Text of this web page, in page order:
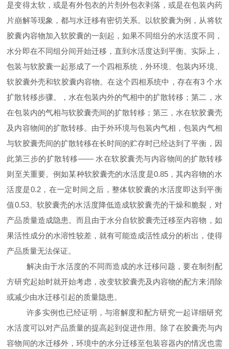
是变得太软，或是有外包衣的片剂外包衣剥落，或是在包装内药
片崩解等现象，都与水迁移有密切关系。以软胶囊为例，从将软
胶囊内容物加入软胶囊的一刻起，如果不同组分的水活度不同，
水分即在不同组分间开始迁移，直到水活度达到平衡。实际上，
包装与软胶囊一起形成了一个四相系统，外环境、包装内环境、
软胶囊外壳和软胶囊内容物。在这个四相系统中，存在有3个水
扩散转移步骤。，水在包装内外的气相中的扩散转移；第二，水
在包装内的气相与软胶囊壳间的扩散转移；第三，水在软胶囊壳
及内容物间的扩散转移。由于外环境与包装内气相，包装内气相
与软胶囊壳间的扩散转移在长时间的贮存时已经达到了平衡，因
此第三步的扩散转移—— 水在软胶囊壳与内容物间的扩散转移
则至关重要。例如某种软胶囊壳的水活度是0.85，其内容物的水
活度是0.2，在一定时间之后，整体软胶囊的水活度即达到平衡
值0.53。软胶囊壳的水活度降低造成软胶囊壳的干燥和脆裂，对
产品质量造成隐患。而且由于水分自软胶囊壳迁移至内容物，如
果活性成分的水溶性较差，就有可能造成活性成分的析出，使得
产品质量无法保证。
解决由于水活度的不同而造成的水迁移问题，要在制剂配
方研究起始时就开始考虑，改变软胶囊壳及内容物的配方来消除
或减少由水迁移引起的质量隐患。
许多实例也已经证明，与溶解度和配方研究一起详细研究
水活度可以对产品质量的提高起到促进作用。除了在胶囊壳与内
容物间的水迁移外，环境中的水分迁移至包装容器内的情况也需